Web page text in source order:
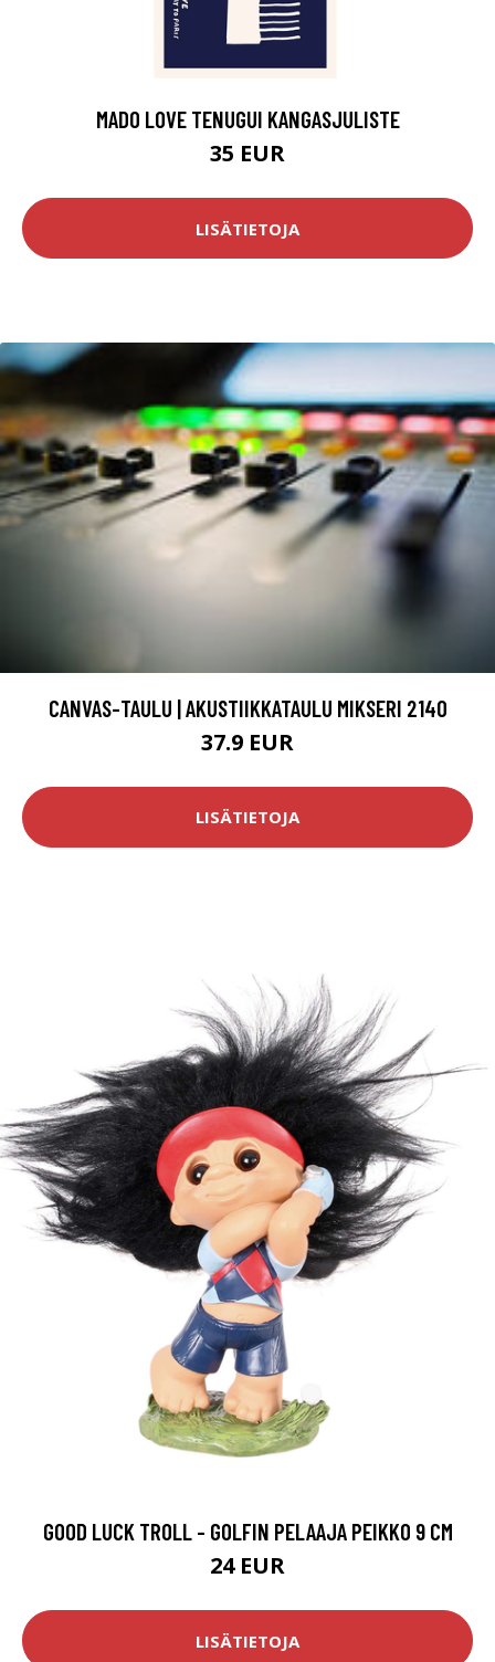
MADO LOVE TENUGUI KANGASJULISTE
35 EUR
LISÄTIETOJA
CANVAS-TAULU | AKUSTIIKKATAULU MIKSERI 2140
37.9 EUR
LISÄTIETOJA
GOOD LUCK TROLL - GOLFIN PELAAJA PEIKKO 9 CM
24 EUR
LISÄTIETOJA